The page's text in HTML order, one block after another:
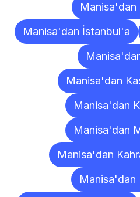
Manisa'dan İstanbul'a
Manisa'dan
Manisa'dan
Manisa'dan
Manisa'dan
Manisa'dan